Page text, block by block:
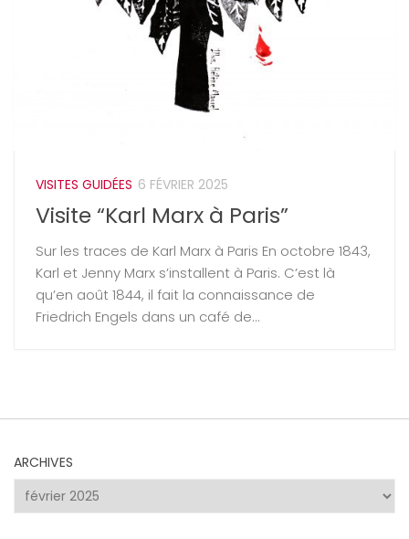
VISITES GUIDÉES 6 FÉVRIER 2025
Visite “Karl Marx à Paris”
Sur les traces de Karl Marx à Paris En octobre 1843,
Karl et Jenny Marx s’installent à Paris. C’est là
qu’en août 1844, il fait la connaissance de
Friedrich Engels dans un café de...
ARCHIVES
Archives